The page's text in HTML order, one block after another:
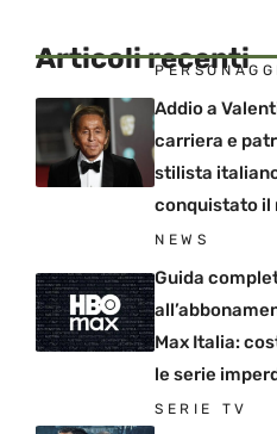
Articoli recenti
Addio a
carriera e
stilista
conquistato il
NEWS
Guida
Max Italia:
le serie
SERIE TV